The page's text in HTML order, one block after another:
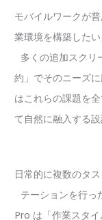
モバイルワークが
業環境を構築した
多くの追加スクリ
約」でそのニーズ
はこれらの課題を
て自然に融入する
日常的に複数のタ
テーションを行
Pro は「作業スタ